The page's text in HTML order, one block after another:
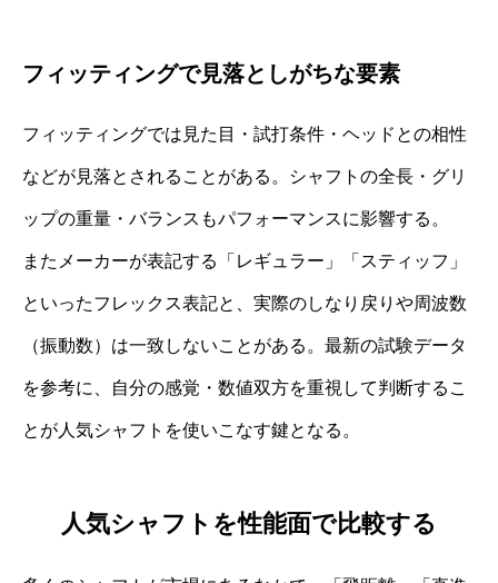
フィッティングで見落としがちな要素
フィッティングでは見た目・試打条件・ヘッドとの相性
などが見落とされることがある。シャフトの全長・グリ
ップの重量・バランスもパフォーマンスに影響する。
またメーカーが表記する「レギュラー」「スティッフ」
といったフレックス表記と、実際のしなり戻りや周波数
（振動数）は一致しないことがある。最新の試験データ
を参考に、自分の感覚・数値双方を重視して判断するこ
とが人気シャフトを使いこなす鍵となる。
人気シャフトを性能面で比較する